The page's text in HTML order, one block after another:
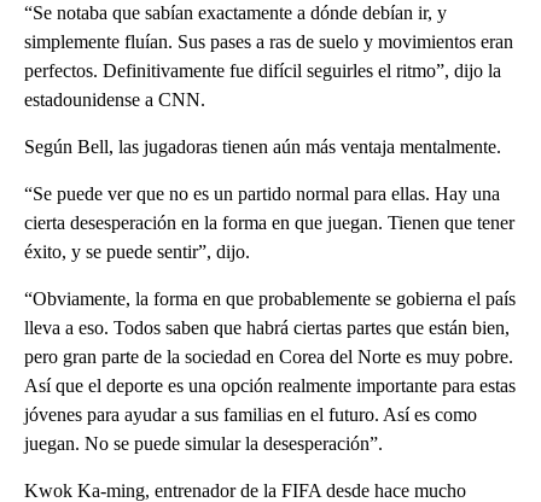
“Se notaba que sabían exactamente a dónde debían ir, y
simplemente fluían. Sus pases a ras de suelo y movimientos eran
perfectos. Definitivamente fue difícil seguirles el ritmo”, dijo la
estadounidense a CNN.
Según Bell, las jugadoras tienen aún más ventaja mentalmente.
“Se puede ver que no es un partido normal para ellas. Hay una
cierta desesperación en la forma en que juegan. Tienen que tener
éxito, y se puede sentir”, dijo.
“Obviamente, la forma en que probablemente se gobierna el país
lleva a eso. Todos saben que habrá ciertas partes que están bien,
pero gran parte de la sociedad en Corea del Norte es muy pobre.
Así que el deporte es una opción realmente importante para estas
jóvenes para ayudar a sus familias en el futuro. Así es como
juegan. No se puede simular la desesperación”.
Kwok Ka-ming, entrenador de la FIFA desde hace mucho